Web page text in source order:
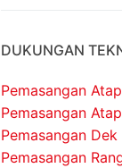
DUKUNGAN
Pemasangan
Pemasangan
Pemasangan
Pemasangan